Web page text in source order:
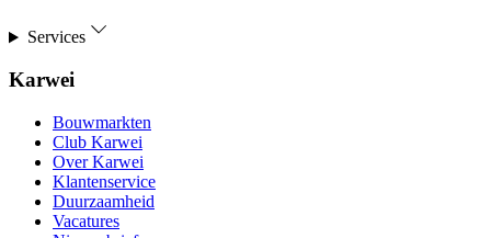
Services
Karwei
Bouwmarkten
Club Karwei
Over Karwei
Klantenservice
Duurzaamheid
Vacatures